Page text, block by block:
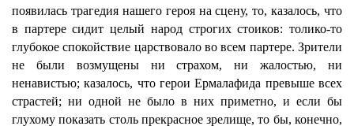
появилась трагедия нашего героя на сцену, то, казалось, что
в партере сидит целый народ строгих стоиков: толико-то
глубокое спокойствие царствовало во всем партере. Зрители
не были возмущены ни страхом, ни жалостью, ни
ненавистью; казалось, что герои Ермалафида превыше всех
страстей; ни одной не было в них приметно, и если бы
глухому показать столь прекрасное зрелище, то бы, конечно,